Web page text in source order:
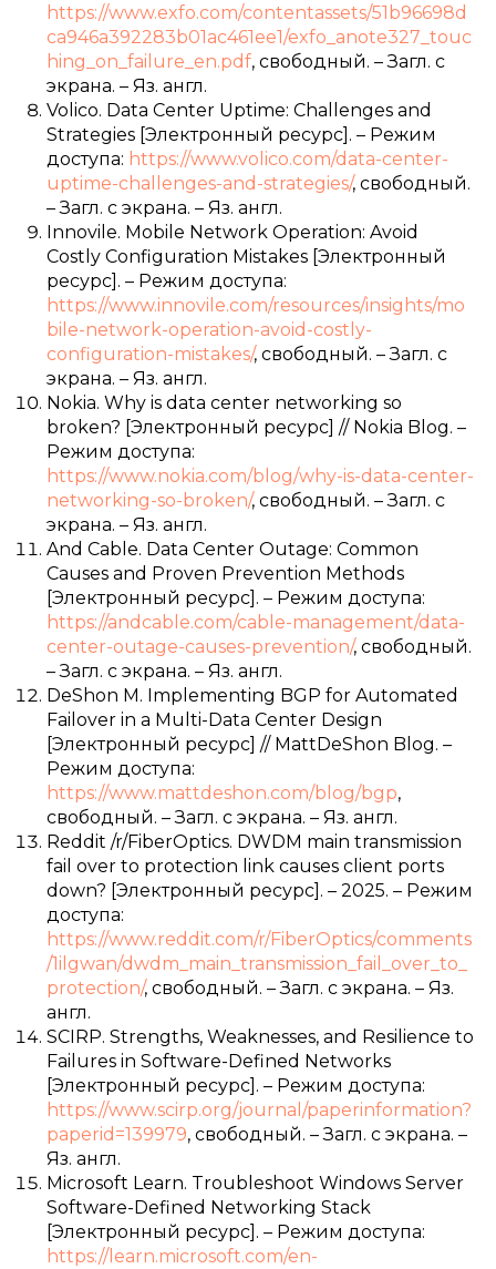
https://www.exfo.com/contentassets/51b96698d
ca946a392283b01ac461ee1/exfo_anote327_touc
hing_on_failure_en.pdf, свободный. – Загл. с
экрана. – Яз. англ.
Volico. Data Center Uptime: Challenges and
Strategies [Электронный ресурс]. – Режим
доступа: https://www.volico.com/data-center-
uptime-challenges-and-strategies/, свободный.
– Загл. с экрана. – Яз. англ.
Innovile. Mobile Network Operation: Avoid
Costly Configuration Mistakes [Электронный
ресурс]. – Режим доступа:
https://www.innovile.com/resources/insights/mo
bile-network-operation-avoid-costly-
configuration-mistakes/, свободный. – Загл. с
экрана. – Яз. англ.
Nokia. Why is data center networking so
broken? [Электронный ресурс] // Nokia Blog. –
Режим доступа:
https://www.nokia.com/blog/why-is-data-center-
networking-so-broken/, свободный. – Загл. с
экрана. – Яз. англ.
And Cable. Data Center Outage: Common
Causes and Proven Prevention Methods
[Электронный ресурс]. – Режим доступа:
https://andcable.com/cable-management/data-
center-outage-causes-prevention/, свободный.
– Загл. с экрана. – Яз. англ.
DeShon M. Implementing BGP for Automated
Failover in a Multi-Data Center Design
[Электронный ресурс] // MattDeShon Blog. –
Режим доступа:
https://www.mattdeshon.com/blog/bgp,
свободный. – Загл. с экрана. – Яз. англ.
Reddit /r/FiberOptics. DWDM main transmission
fail over to protection link causes client ports
down? [Электронный ресурс]. – 2025. – Режим
доступа:
https://www.reddit.com/r/FiberOptics/comments
/1ilgwan/dwdm_main_transmission_fail_over_to_
protection/, свободный. – Загл. с экрана. – Яз.
англ.
SCIRP. Strengths, Weaknesses, and Resilience to
Failures in Software-Defined Networks
[Электронный ресурс]. – Режим доступа:
https://www.scirp.org/journal/paperinformation?
paperid=139979, свободный. – Загл. с экрана. –
Яз. англ.
Microsoft Learn. Troubleshoot Windows Server
Software-Defined Networking Stack
[Электронный ресурс]. – Режим доступа:
https://learn.microsoft.com/en-